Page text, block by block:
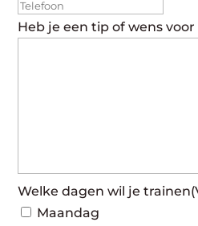
Heb je een tip of wens voor
Welke dagen wil je trainen
Maandag